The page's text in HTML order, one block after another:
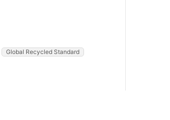
Global Recycled Standard